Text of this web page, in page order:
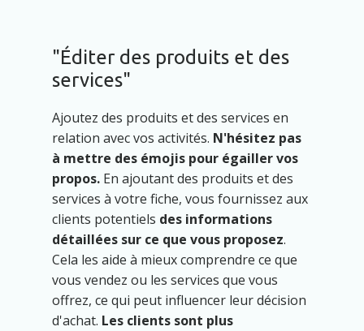
"Éditer des produits et des
services"
Ajoutez des produits et des services en
relation avec vos activités. N'hésitez pas
à mettre des émojis pour égailler vos
propos. En ajoutant des produits et des
services à votre fiche, vous fournissez aux
clients potentiels des informations
détaillées sur ce que vous proposez.
Cela les aide à mieux comprendre ce que
vous vendez ou les services que vous
offrez, ce qui peut influencer leur décision
d'achat. Les clients sont plus